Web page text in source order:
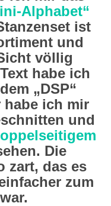
Alphabet“
ist
und
völlig
habe ich
„DSP“
habe ich mir
und
Die
zart, das es
zum